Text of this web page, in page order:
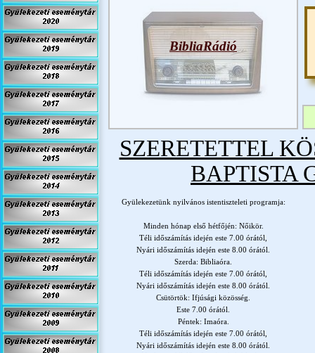
BibliaRádió
SZERETETTEL
BAPTISTA
Gyülekezetünk nyilvános istentiszteleti programja:
Minden hónap első hétfőjén: Nőikör.
Téli időszámítás idején este 7.00 órától,
Nyári időszámítás idején este 8.00 órától.
Szerda: Bibliaóra.
Téli időszámítás idején este 7.00 órától,
Nyári időszámítás idején este 8.00 órától.
Csütörtök: Ifjúsági közösség.
Este 7.00 órától.
Péntek: Imaóra.
Téli időszámítás idején este 7.00 órától,
Nyári időszámítás idején este 8.00 órától.